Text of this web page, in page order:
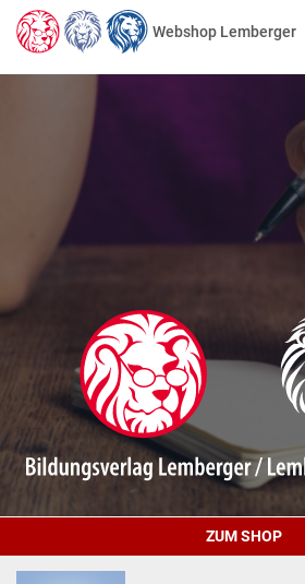
Webshop Lemberger
ZUM SHOP